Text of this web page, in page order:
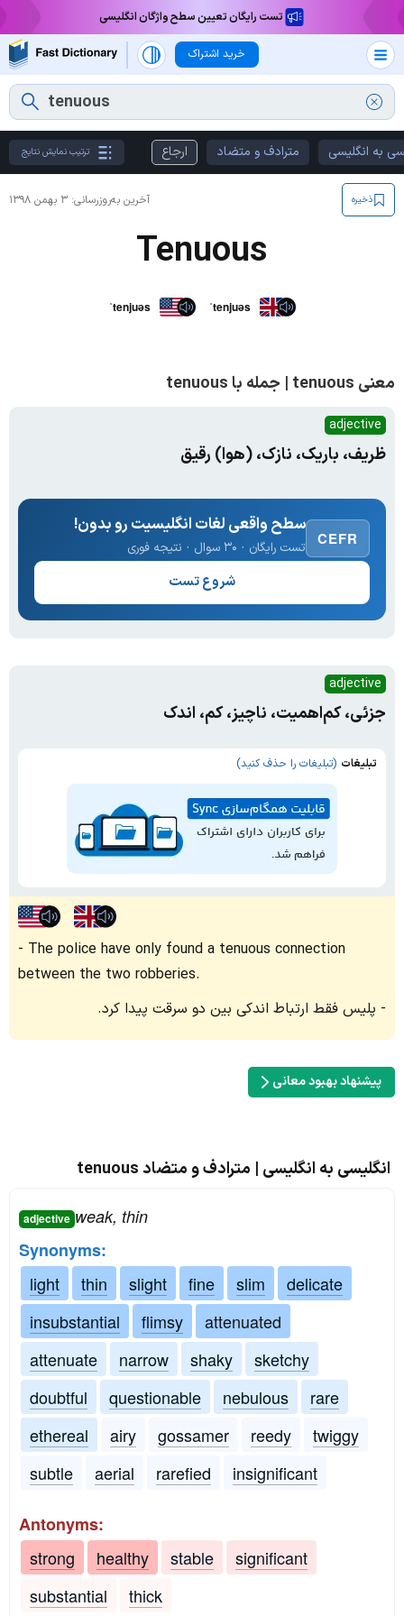
تست رایگان تعیین سطح واژگان انگلیسی
خرید اشتراک
به انگلیسی مترادف و متضاد ارجاع ترتیب نمایش نتایج
آخرین به‌روزرسانی: ۳ بهمن ۱۳۹۸ ذخیره
Tenuous
ˈtenjuəs ˈtenjuəs
معنی tenuous | جمله با tenuous
adjective
ظریف، باریک، نازک، (هوا) رقیق
CEFR
سطح واقعی لغات انگلیسیت رو بدون!
تست رایگان · ۳۰ سوال · نتیجه فوری
شروع تست
adjective
جزئی، کم‌اهمیت، ناچیز، کم، اندک
تبلیغات (تبلیغات را حذف کنید)
The police have only found a tenuous connection
between the two robberies.
پلیس فقط ارتباط اندکی بین دو سرقت پیدا کرد.
پیشنهاد بهبود معانی
انگلیسی به انگلیسی | مترادف و متضاد tenuous
adjective weak, thin
Synonyms:
light
thin slight fine slim
delicate
insubstantial
flimsy
attenuated
attenuate
narrow shaky
sketchy
doubtful
questionable nebulous
rare
ethereal
airy gossamer reedy
twiggy
subtle
aerial rarefied insignificant
Antonyms:
strong
healthy stable
significant
substantial
thick